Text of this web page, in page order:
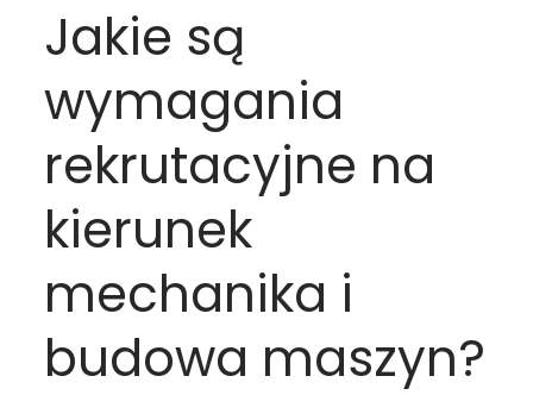
Jakie są
wymagania
rekrutacyjne na
kierunek
mechanika i
budowa maszyn?